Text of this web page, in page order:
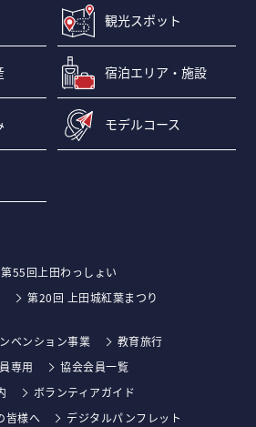
観光スポット
宿泊エリア・施設
モデルコース
55回上田わっしょい
第20回 上田城紅葉まつり
ベンション事業
教育旅行
専用
協会会員一覧
ボランティアガイド
皆様へ
デジタルパンフレット